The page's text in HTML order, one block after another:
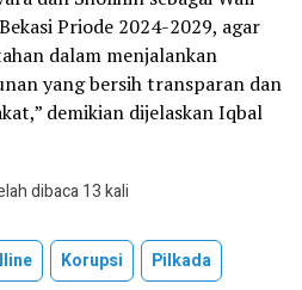
Priode 2024-2029, agar
dalam menjalankan
yang bersih transparan dan
demikian dijelaskan Iqbal
dibaca 13 kali
Korupsi Pilkada